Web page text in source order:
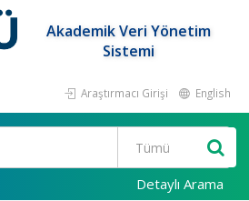
Akademik Veri Yönetim
Sistemi
Araştırmacı Girişi English
Detaylı Arama